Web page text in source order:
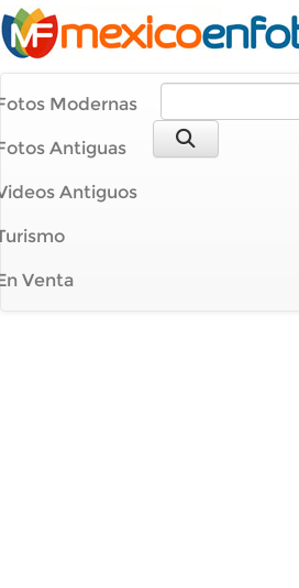
Modernas
Antiguas
Antiguos
Venta